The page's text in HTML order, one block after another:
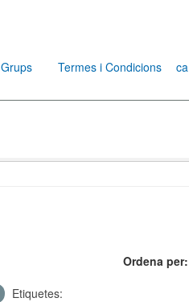
Grups Termes i Condicions ca
Ordena per
Etiquetes: